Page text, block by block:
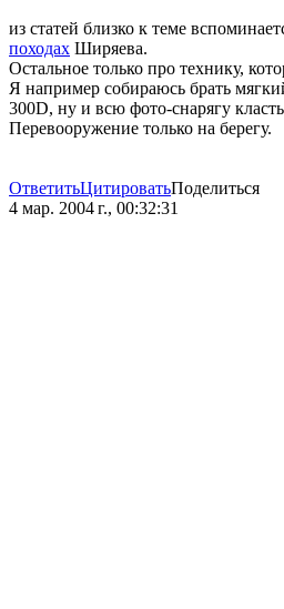
из статей близко к теме
походах Ширяева.
Остальное только про технику,
Я например собираюсь брать
300D, ну и всю фото-снарягу
Перевооружение только на берегу.
ОтветитьЦитироватьПоделиться
4 мар. 2004 г., 00:32:31